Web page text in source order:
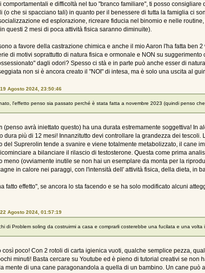
comportamentali e difficoltà nel tuo "branco familiare", ti posso
(o che si spacciano tali) in quanto per il benessere di tutta la famiglia ci
ed esplorazione, ricreare fiducia nel binomio e nelle
questi 2 mesi di poca attività fisica saranno diminuite).
a favore della castrazione chimica e anche il mio Aaron l'ha fatta ben
di motivi soprattutto di natura fisica e ormonale e NON su
dagli odori? Spesso ci stà e in parte può anche esser di
non si è ancora creato il "NOI" di intesa, ma è solo una uscita al
Agosto 2024, 23:50:46
l'effetto penso sia passato perché è stata fatta a novembre 2023 (quindi penso
(penso avrà iniettato questo) ha una durata estremamente soggettiva!
dura più di 12 mesi! Innanzitutto devi controllare la grandezza dei
del Suprerolin tende a svanire e viene totalmente metabolizzato, il cane
a bilanciare il rilascio di testosterone. Questa come prima
meno (ovviamente inutile se non hai un esemplare da monta per la
in calore nei paraggi, con l'intensità dell' attività fisica, della dieta, in
fatto effetto", se ancora lo sta facendo e se ha solo modificato alcuni
Agosto 2024, 01:57:19
di Problem soling da costruirmi a casa e comprarli costerebbe una fucilata e una volta
così poco! Con 2 rotoli di carta igienica vuoti, qualche semplice pezza,
minuti! Basta cercare su Youtube ed è pieno di tutorial creativi se non
mente di una cane paragonandola a quella di un bambino. Un cane